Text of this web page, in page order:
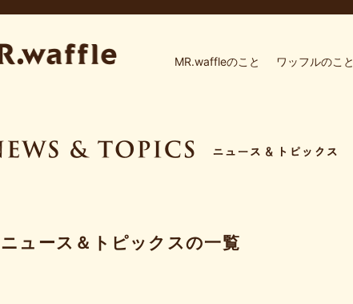
MR.waffleのこと ワッフルのこと
ニュース＆トピックスの一覧